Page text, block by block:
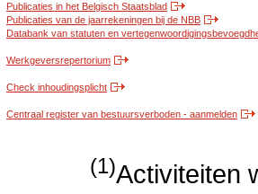
Publicaties in het Belgisch Staatsblad
Publicaties van de jaarrekeningen bij de NBB
Databank van statuten en
Werkgeversrepertorium
Check inhoudingsplicht
Centraal register van bestuursverboden - aanmelden
(1)Activiteiten